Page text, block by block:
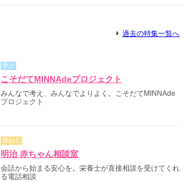
過去の特集一覧へ
学ぶ
こそだてMINNAdeプロジェクト
みんなで考え、みんなでよりよく。こそだてMINNAde
プロジェクト
尋ねる
明治 赤ちゃん相談室
会話から始まる安心を。栄養士が直接相談を受けてくれ
る電話相談